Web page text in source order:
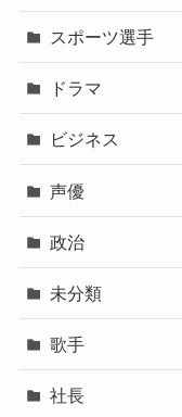
スポーツ選手
ドラマ
ビジネス
声優
政治
未分類
歌手
社長